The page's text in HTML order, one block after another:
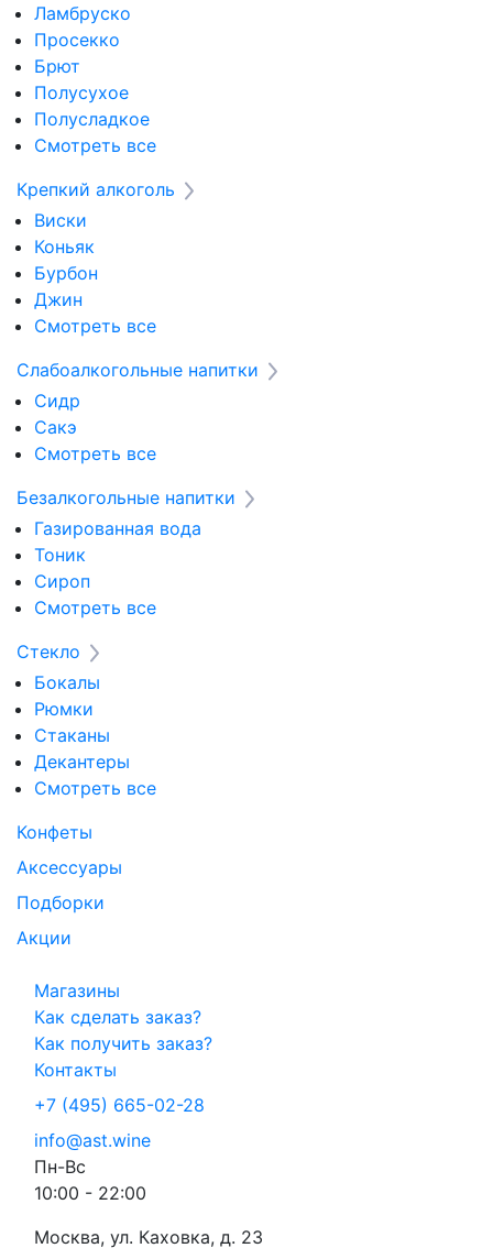
Ламбруско
Просекко
Брют
Полусухое
Полусладкое
Смотреть все
Крепкий алкоголь
Виски
Коньяк
Бурбон
Джин
Смотреть все
Слабоалкогольные напитки
Сидр
Сакэ
Смотреть все
Безалкогольные напитки
Газированная вода
Тоник
Сироп
Смотреть все
Стекло
Бокалы
Рюмки
Стаканы
Декантеры
Смотреть все
Конфеты
Аксессуары
Подборки
Акции
Магазины
Как сделать заказ?
Как получить заказ?
Контакты
+7 (495) 665-02-28
info@ast.wine
Пн-Вс
10:00 - 22:00
Москва, ул. Каховка, д. 23